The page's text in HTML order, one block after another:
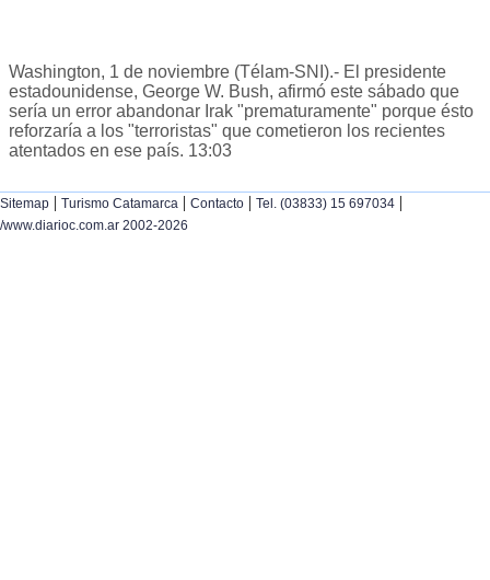
Washington, 1 de noviembre (Télam-SNI).- El presidente
estadounidense, George W. Bush, afirmó este sábado que
sería un error abandonar Irak "prematuramente" porque ésto
reforzaría a los "terroristas" que cometieron los recientes
atentados en ese país. 13:03
Sitemap | Turismo Catamarca | Contacto | Tel. (03833) 15 697034 |
/www.diarioc.com.ar 2002-2026